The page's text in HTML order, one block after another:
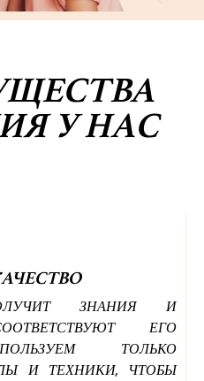
У НАС
ЗНАНИЯ И
ЕГО
ТОЛЬКО
И ТЕХНИКИ, ЧТОБЫ